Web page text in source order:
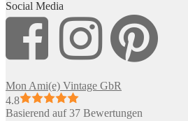
Social Media
Mon Ami(e) Vintage GbR
4.8
Basierend auf 37 Bewertungen